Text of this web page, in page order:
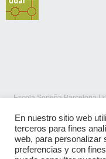
Escola Sopeña Barcelona |
En nuestro sitio web
terceros para fines
web, para personalizar
preferencias y con